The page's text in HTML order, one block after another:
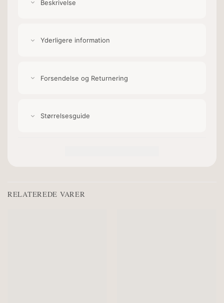
Beskrivelse
Yderligere information
Forsendelse og Returnering
Størrelsesguide
RELATEREDE VARER